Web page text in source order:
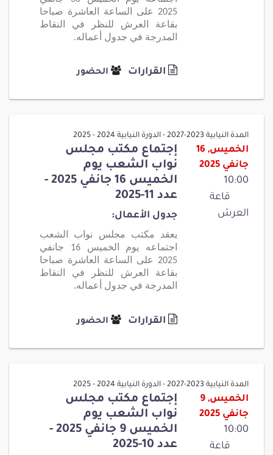
2025 على الساعة العاشرة صباحا
بقاعة العرش للنظر في النقاط
المدرجة في جدول أعماله.
القرارات الحضور
المدة النيابية 2023-2027 - الدورة النيابية 2024 - 2025
الخميس, 16
جانفي 2025
10:00
قاعة
العرش
إجتماع مكتب مجلس
نواب الشعب يوم
الخميس 16 جانفي 2025 -
عدد 11-2025
جدول الأعمال:
يعقد مكتب مجلس نواب الشعب
اجتماعه يوم الخميس 16 جانفي
2025 على الساعة العاشرة صباحا
بقاعة العرش للنظر في النقاط
المدرجة في جدول أعماله.
القرارات الحضور
المدة النيابية 2023-2027 - الدورة النيابية 2024 - 2025
الخميس, 9
جانفي 2025
10:00
قاعة
إجتماع مكتب مجلس
نواب الشعب يوم
الخميس 9 جانفي 2025 -
عدد 10-2025